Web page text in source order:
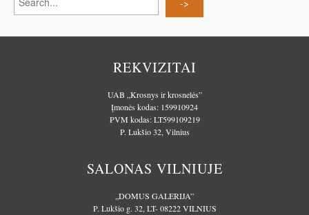
REKVIZITAI
UAB „Krosnys ir krosnelės”
Įmonės kodas: 159910924
PVM kodas: LT599109219
P. Lukšio 32, Vilnius
SALONAS VILNIUJE
„DOMUS GALERIJA”
P. Lukšio g. 32, LT- 08222 VILNIUS